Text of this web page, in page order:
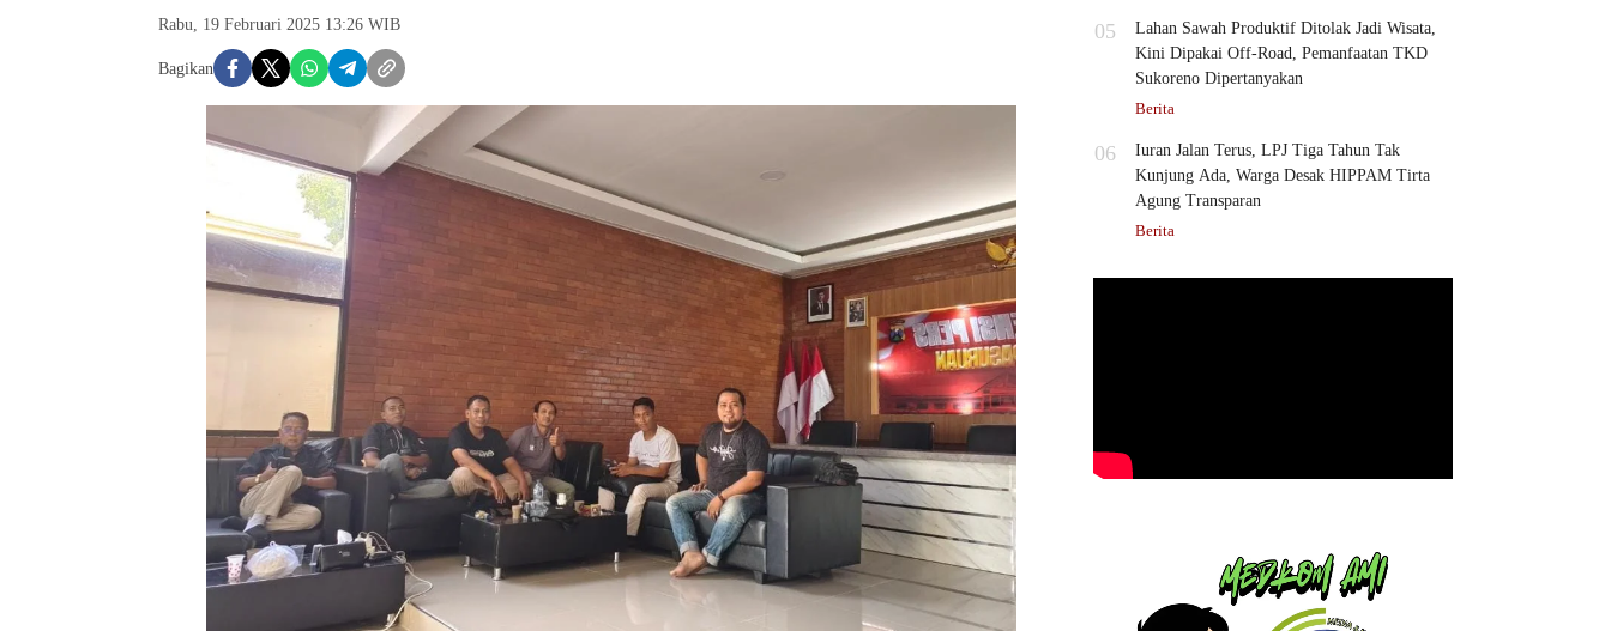
Rabu, 19 Februari 2025 13:26 WIB
Bagikan
05
Lahan Sawah Produktif Ditolak Jadi Wisata,
Kini Dipakai Off-Road, Pemanfaatan TKD
Sukoreno Dipertanyakan
Berita
06
Iuran Jalan Terus, LPJ Tiga Tahun Tak
Kunjung Ada, Warga Desak HIPPAM Tirta
Agung Transparan
Berita